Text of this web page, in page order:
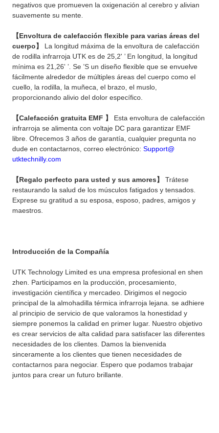
negativos que promueven la oxigenación al cerebro y alivian
suavemente su mente.
【Envoltura de calefacción flexible para varias áreas del
cuerpo】 La longitud máxima de la envoltura de calefacción
de rodilla infrarroja UTK es de 25,2' ’ En longitud, la longitud
mínima es 21,26' ’. Se ’S un diseño flexible que se envuelve
fácilmente alrededor de múltiples áreas del cuerpo como el
cuello, la rodilla, la muñeca, el brazo, el muslo,
proporcionando alivio del dolor específico.
【Calefacción gratuita EMF 】 Esta envoltura de calefacción
infrarroja se alimenta con voltaje DC para garantizar EMF
libre. Ofrecemos 3 años de garantía, cualquier pregunta no
dude en contactarnos, correo electrónico: Support@
utktechnilly.com
【Regalo perfecto para usted y sus amores】 Trátese
restaurando la salud de los músculos fatigados y tensados.
Exprese su gratitud a su esposa, esposo, padres, amigos y
maestros.
Introducción de la Compañía
UTK Technology Limited es una empresa profesional en shen
zhen. Participamos en la producción, procesamiento,
investigación científica y mercadeo. Dirigimos el negocio
principal de la almohadilla térmica infrarroja lejana. se adhiere
al principio de servicio de que valoramos la honestidad y
siempre ponemos la calidad en primer lugar. Nuestro objetivo
es crear servicios de alta calidad para satisfacer las diferentes
necesidades de los clientes. Damos la bienvenida
sinceramente a los clientes que tienen necesidades de
contactarnos para negociar. Espero que podamos trabajar
juntos para crear un futuro brillante.